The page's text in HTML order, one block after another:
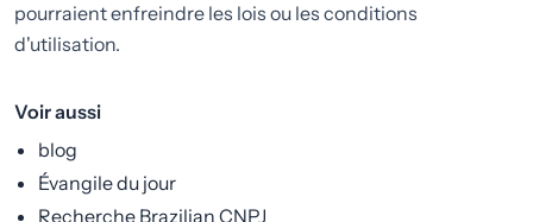
pourraient enfreindre les lois ou les conditions
d'utilisation.
Voir aussi
blog
Évangile du jour
Recherche Brazilian CNPJ